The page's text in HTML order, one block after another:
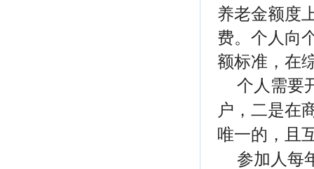
养老金额度
费。个人向
额标准，在
个人需要
户，二是在
唯一的，且
参加人每